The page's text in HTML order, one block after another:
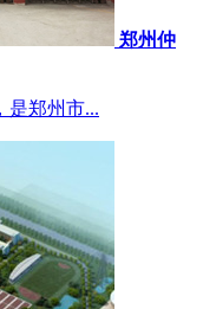
郑州仲
郑州市...